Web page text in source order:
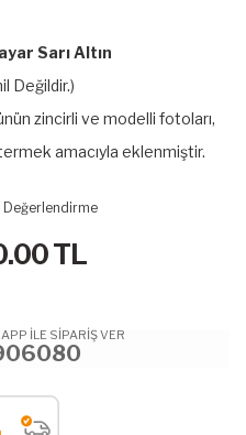
Sarı Altın
Değildir.)
zincirli ve modelli fotoları,
amacıyla eklenmiştir.
Değerlendirme
TL
İLE SİPARİŞ VER